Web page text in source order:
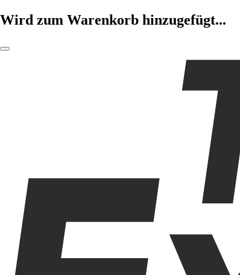
Wird zum Warenkorb hinzugefügt...